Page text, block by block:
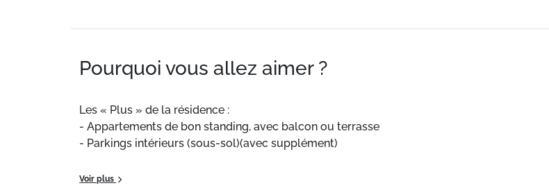
Pourquoi vous allez aimer ?
Les « Plus » de la résidence :
- Appartements de bon standing, avec balcon ou terrasse
- Parkings intérieurs (sous-sol)(avec supplément)
Nous avons
Voir plus